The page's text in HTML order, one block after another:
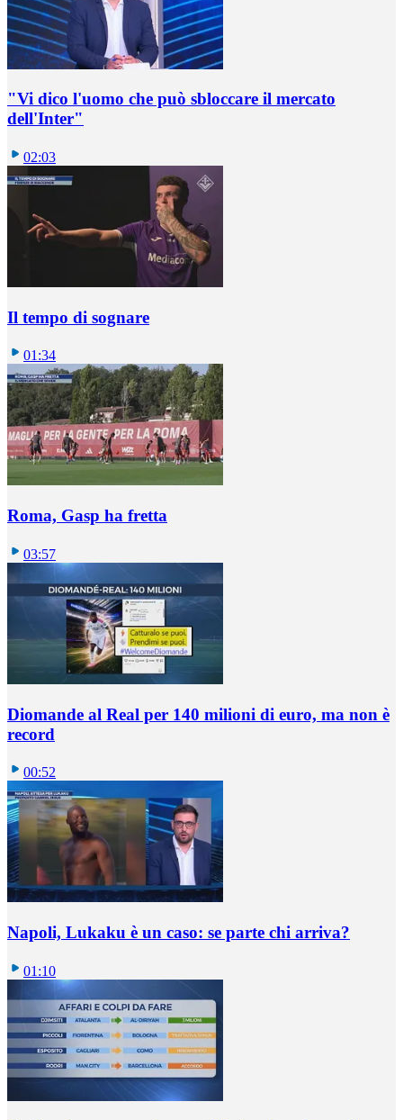
"Vi dico l'uomo che può sbloccare il mercato
dell'Inter"
02:03
Il tempo di sognare
01:34
Roma, Gasp ha fretta
03:57
Diomande al Real per 140 milioni di euro, ma non è
record
00:52
Napoli, Lukaku è un caso: se parte chi arriva?
01:10